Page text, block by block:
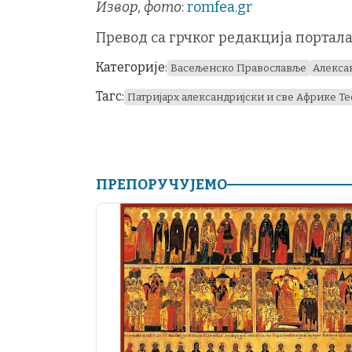
Извор, фото:romfea.gr
Превод са грчког редакција
Категорије: Васељенско Православље
Тагс: Патријарх александријски и све Африке
ПРЕПОРУЧУЈЕМО